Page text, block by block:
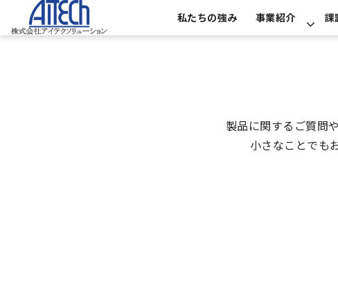
私たちの強み 事業紹介 課
製品に関するご質問
小さなことでも